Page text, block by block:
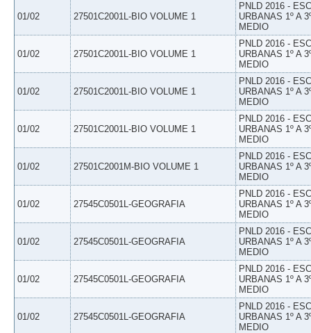
01/02 27501C2001L-BIO VOLUME 1
PNLD 2016 -
URBANAS 1º A
MEDIO
01/02 27501C2001L-BIO VOLUME 1
PNLD 2016 -
URBANAS 1º A
MEDIO
01/02 27501C2001L-BIO VOLUME 1
PNLD 2016 -
URBANAS 1º A
MEDIO
01/02 27501C2001L-BIO VOLUME 1
PNLD 2016 -
URBANAS 1º A
MEDIO
01/02 27501C2001M-BIO VOLUME 1
PNLD 2016 -
URBANAS 1º A
MEDIO
01/02 27545C0501L-GEOGRAFIA
PNLD 2016 -
URBANAS 1º A
MEDIO
01/02 27545C0501L-GEOGRAFIA
PNLD 2016 -
URBANAS 1º A
MEDIO
01/02 27545C0501L-GEOGRAFIA
PNLD 2016 -
URBANAS 1º A
MEDIO
01/02 27545C0501L-GEOGRAFIA
PNLD 2016 -
URBANAS 1º A
MEDIO